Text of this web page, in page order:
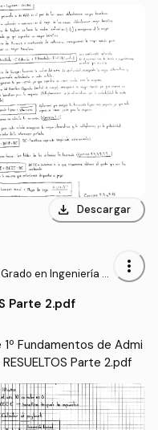
download Descargar
Grado en Ingeniería El
more_vert
Parte 2.pdf
Fundamentos de Admi
Parte 2.pdf